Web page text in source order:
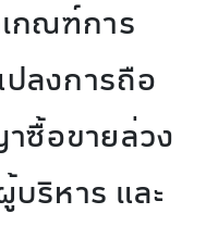
กณฑ์การ
ลงการถือ
ซื้อขายล่วง
ริหาร และ